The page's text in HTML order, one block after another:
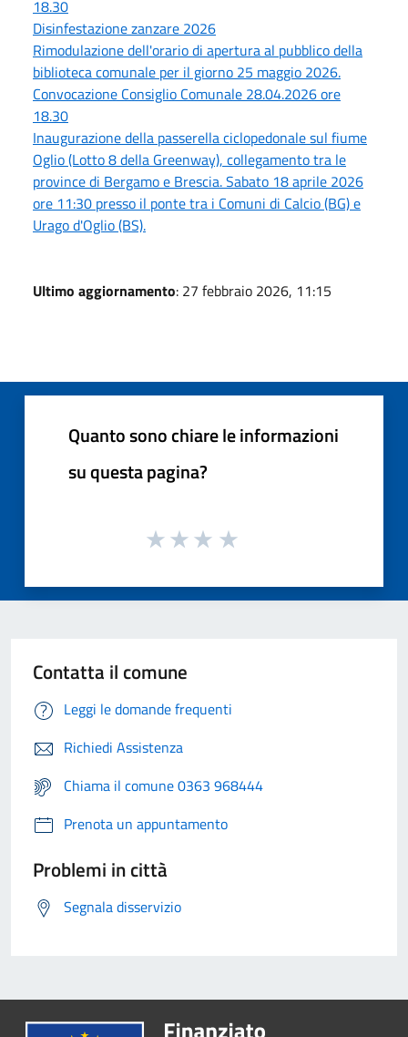
18.30
Disinfestazione zanzare 2026
Rimodulazione dell'orario di apertura al pubblico della
biblioteca comunale per il giorno 25 maggio 2026.
Convocazione Consiglio Comunale 28.04.2026 ore
18.30
Inaugurazione della passerella ciclopedonale sul fiume
Oglio (Lotto 8 della Greenway), collegamento tra le
province di Bergamo e Brescia. Sabato 18 aprile 2026
ore 11:30 presso il ponte tra i Comuni di Calcio (BG) e
Urago d'Oglio (BS).
Ultimo aggiornamento: 27 febbraio 2026, 11:15
Quanto sono chiare le informazioni
su questa pagina?
Contatta il comune
Leggi le domande frequenti
Richiedi Assistenza
Chiama il comune 0363 968444
Prenota un appuntamento
Problemi in città
Segnala disservizio